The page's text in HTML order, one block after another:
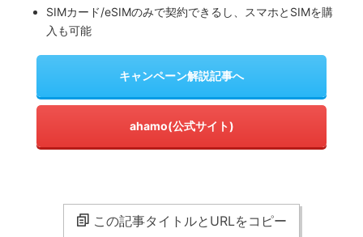
SIMカード/eSIMのみで契約できるし、スマホとSIMを購
入も可能
キャンペーン解説記事へ
ahamo(公式サイト)
この記事タイトルとURLをコピー